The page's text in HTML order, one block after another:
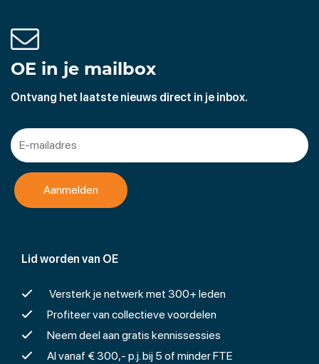
Lid worden van OE
Versterk je netwerk met 300+ leden
Profiteer van collectieve voordelen
Neem deel aan gratis kennissessies
Al vanaf € 300,- p.j. bij 5 of minder FTE
OE in je mailbox
Ontvang het laatste nieuws direct in je inbox.